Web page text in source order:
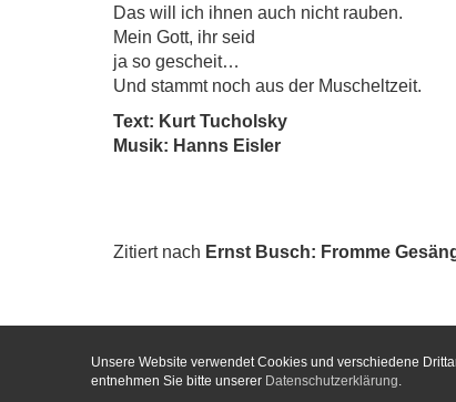
Das will ich ihnen auch nicht rauben.
Mein Gott, ihr seid
ja so gescheit…
Und stammt noch aus der Muscheltzeit.
Text: Kurt Tucholsky
Musik: Hanns Eisler
Zitiert nach Ernst Busch: Fromme
Unsere Website verwendet Cookies und verschiedene
entnehmen Sie bitte unserer Datenschutzerklärung.